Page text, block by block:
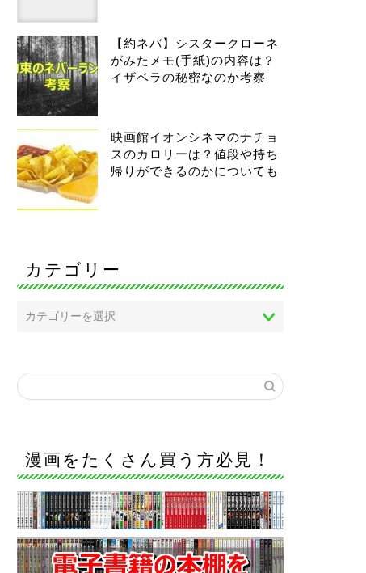
【約ネバ】シスタークローネ
がみたメモ(手紙)の内容は？
イザベラの秘密なのか考察
映画館イオンシネマのナチョ
スのカロリーは？値段や持ち
帰りができるのかについても
カテゴリー
漫画をたくさん買う方必見！